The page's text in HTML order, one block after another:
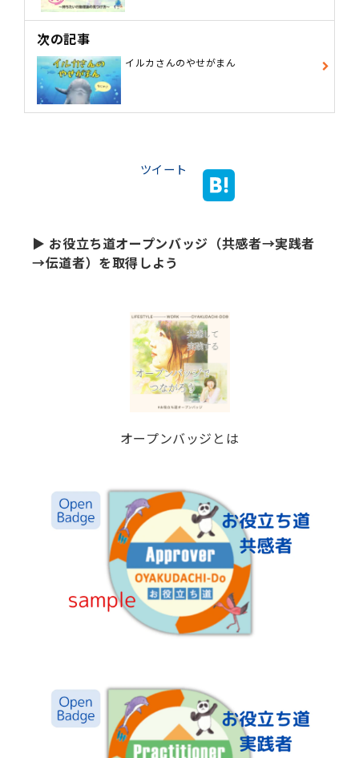
次の記事
イルカさんのやせがまん
ツイート
▶ お役立ち道オープンバッジ（共感者→実践者
→伝道者）を取得しよう
オープンバッジとは